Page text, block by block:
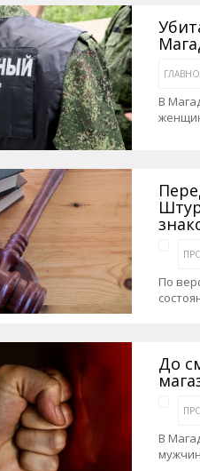
В
По
До
В